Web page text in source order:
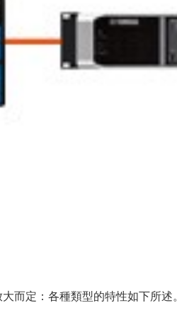
而定：各種類型的特性如下所述。